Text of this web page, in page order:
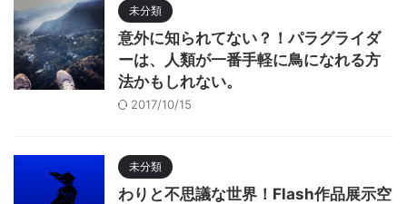
未分類
意外に知られてない？！パラグライダ
ーは、人類が一番手軽に鳥になれる方
法かもしれない。
2017/10/15
未分類
わりと不思議な世界！Flash作品展示空